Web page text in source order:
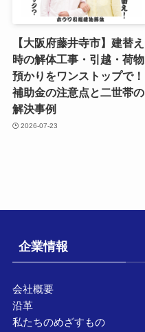
【大阪府藤井寺市】建替え
時の解体工事・引越・荷物
預かりをワンストップで！
補助金の注意点と二世帯の
解決事例
2026-07-23
企業情報
会社概要
沿革
私たちのめざすもの